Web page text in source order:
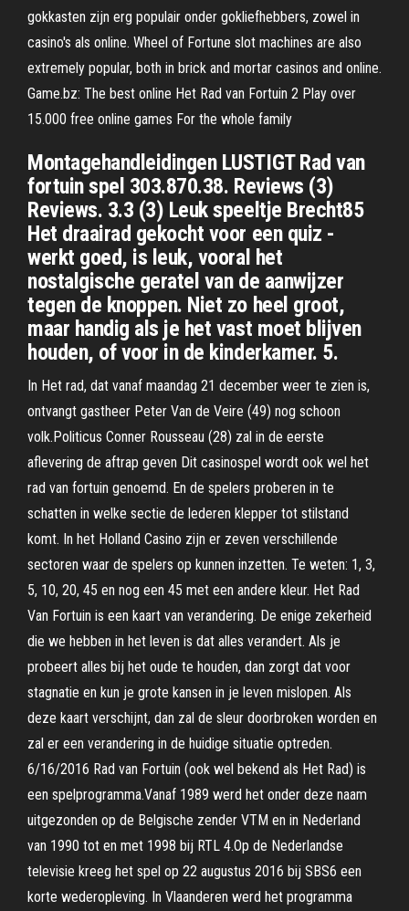
gokkasten zijn erg populair onder gokliefhebbers, zowel in
casino's als online. Wheel of Fortune slot machines are also
extremely popular, both in brick and mortar casinos and online.
Game.bz: The best online Het Rad van Fortuin 2 Play over
15.000 free online games For the whole family
Montagehandleidingen LUSTIGT Rad van
fortuin spel 303.870.38. Reviews (3)
Reviews. 3.3 (3) Leuk speeltje Brecht85
Het draairad gekocht voor een quiz -
werkt goed, is leuk, vooral het
nostalgische geratel van de aanwijzer
tegen de knoppen. Niet zo heel groot,
maar handig als je het vast moet blijven
houden, of voor in de kinderkamer. 5.
In Het rad, dat vanaf maandag 21 december weer te zien is,
ontvangt gastheer Peter Van de Veire (49) nog schoon
volk.Politicus Conner Rousseau (28) zal in de eerste
aflevering de aftrap geven Dit casinospel wordt ook wel het
rad van fortuin genoemd. En de spelers proberen in te
schatten in welke sectie de lederen klepper tot stilstand
komt. In het Holland Casino zijn er zeven verschillende
sectoren waar de spelers op kunnen inzetten. Te weten: 1, 3,
5, 10, 20, 45 en nog een 45 met een andere kleur. Het Rad
Van Fortuin is een kaart van verandering. De enige zekerheid
die we hebben in het leven is dat alles verandert. Als je
probeert alles bij het oude te houden, dan zorgt dat voor
stagnatie en kun je grote kansen in je leven mislopen. Als
deze kaart verschijnt, dan zal de sleur doorbroken worden en
zal er een verandering in de huidige situatie optreden.
6/16/2016 Rad van Fortuin (ook wel bekend als Het Rad) is
een spelprogramma.Vanaf 1989 werd het onder deze naam
uitgezonden op de Belgische zender VTM en in Nederland
van 1990 tot en met 1998 bij RTL 4.Op de Nederlandse
televisie kreeg het spel op 22 augustus 2016 bij SBS6 een
korte wederopleving. In Vlaanderen werd het programma